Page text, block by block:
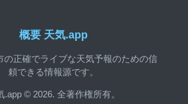
概要 天気.app
の正確でライブな天気予報のための信
頼できる情報源です。
.app © 2026. 全著作権所有。